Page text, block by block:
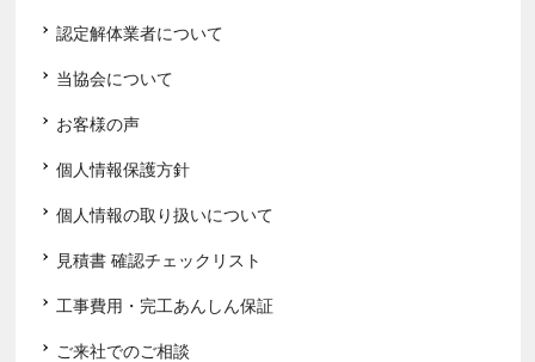
認定解体業者について
当協会について
お客様の声
個人情報保護方針
個人情報の取り扱いについて
見積書 確認チェックリスト
工事費用・完工あんしん保証
ご来社でのご相談